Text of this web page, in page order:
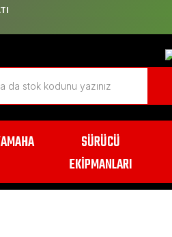
SÜRÜCÜ
EKİPMANLARI